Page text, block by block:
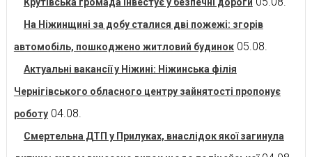
На Ніжинщині за добу сталися дві пожежі: згорів
автомобіль, пошкоджено житловий будинок 05.08.
Актуальні вакансії у Ніжині: Ніжинська філія
Чернігівського обласного центру зайнятості пропонує
роботу 04.08.
Смертельна ДТП у Прилуках, внаслідок якої загинула